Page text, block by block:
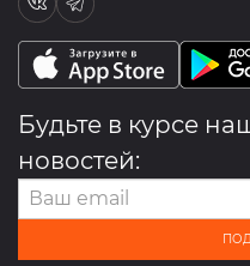
Будьте в курсе
новостей: